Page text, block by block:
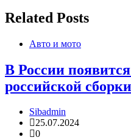
Related Posts
Авто и мото
В России
российской
Sibadmin
25.07.2024
0